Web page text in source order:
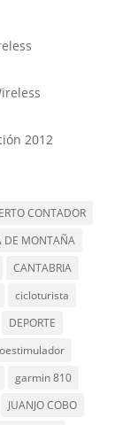
2012
CONTADOR
DE MONTAÑA
CANTABRIA
cicloturista
DEPORTE
garmin 810
JUANJO COBO